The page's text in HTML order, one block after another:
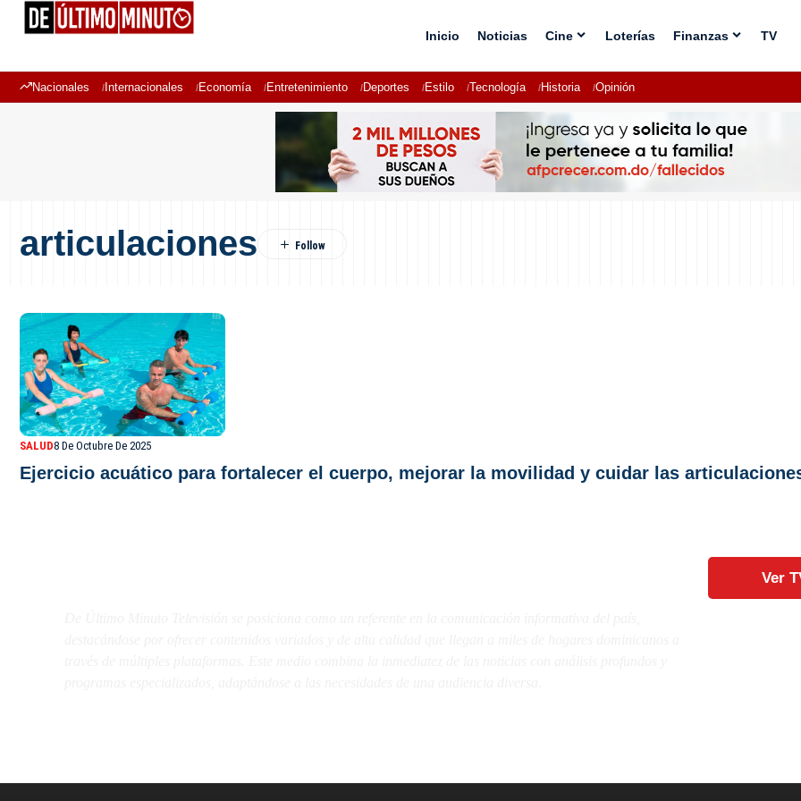
Inicio Noticias Cine Loterías Finanzas TV
Nacionales Internacionales Economía Entretenimiento Deportes Estilo Tecnología Historia Opinión
articulaciones
SALUD8 De Octubre De 2025
Ejercicio acuático para fortalecer el cuerpo, mejorar la movilidad y cuidar las
Ver